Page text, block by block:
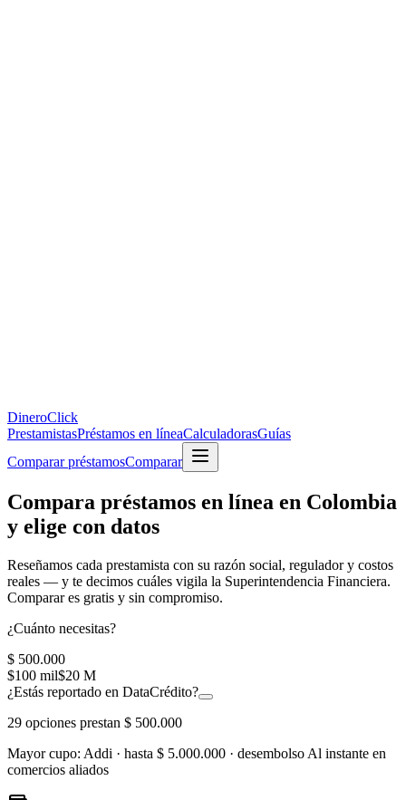
DineroClick
PrestamistasPréstamos en líneaCalculadorasGuías
Comparar préstamosComparar
Compara préstamos en línea en Colombia
y elige con datos
Reseñamos cada prestamista con su razón social, regulador y costos
reales — y te decimos cuáles vigila la Superintendencia Financiera.
Comparar es gratis y sin compromiso.
¿Cuánto necesitas?
$ 500.000
$100 mil$20 M
¿Estás reportado en DataCrédito?
29 opciones prestan $ 500.000
Mayor cupo: Addi · hasta $ 5.000.000 · desembolso Al instante en
comercios aliados